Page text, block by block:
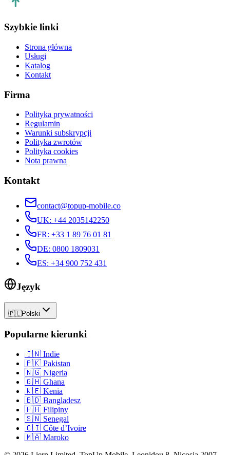
Szybkie linki
Strona główna
Usługi
Katalog
Kontakt
Firma
Polityka prywatności
Regulamin
Warunki subskrypcji
Polityka zwrotów
Polityka cookies
Nota prawna
Kontakt
contact@topup-mobile.co
UK: +44 2035142250
FR: +33 1 89 76 01 81
DE: 0800 1809031
ES: +34 900 752 431
Język
🇵🇱Polski
Popularne kierunki
🇮🇳 Indie
🇵🇰 Pakistan
🇳🇬 Nigeria
🇬🇭 Ghana
🇰🇪 Kenia
🇧🇩 Bangladesz
🇵🇭 Filipiny
🇸🇳 Senegal
🇨🇮 Côte d’Ivoire
🇲🇦 Maroko